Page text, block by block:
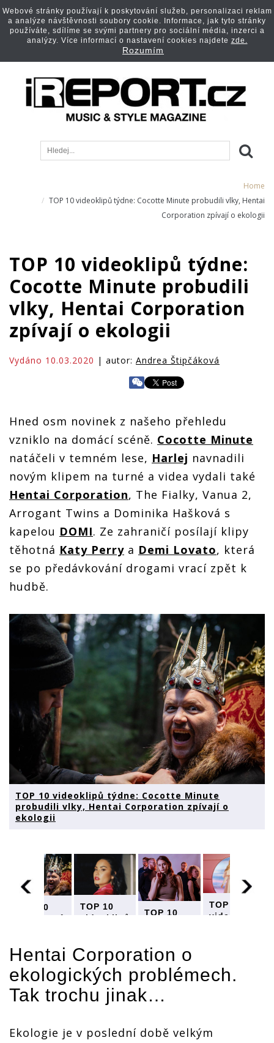
Home
TOP 10 videoklipů týdne: Cocotte Minute probudili vlky, Hentai
Corporation zpívají o ekologii
TOP 10 videoklipů týdne:
Cocotte Minute probudili
vlky, Hentai Corporation
zpívají o ekologii
Vydáno 10.03.2020 | autor: Andrea Štipčáková
Hned osm novinek z našeho přehledu
vzniklo na domácí scéně. Cocotte Minute
natáčeli v temném lese, Harlej navnadili
novým klipem na turné a videa vydali také
Hentai Corporation, The Fialky, Vanua 2,
Arrogant Twins a Dominika Hašková s
kapelou DOMI. Ze zahraničí posílají klipy
těhotná Katy Perry a Demi Lovato, která
se po předávkování drogami vrací zpět k
hudbě.
TOP 10 videoklipů týdne: Cocotte Minute
probudili vlky, Hentai Corporation zpívají o
ekologii
TOP 10
videoklipů
Minute
probudili
vlky,
Hentai
Corporation
TOP 10
videoklipů
Minute
probudili
vlky,
Hentai
Corporation
zpívají o
TOP 10
Cocotte
Minute
probudili
vlky,
Hentai
Corporation
TOP 10
videoklipů
vlky,
Hentai
Hentai Corporation o
ekologických problémech.
Tak trochu jinak…
Ekologie je v poslední době velkým
Webové stránky používají k poskytování služeb, personalizaci reklam
a analýze návštěvnosti soubory cookie. Informace, jak tyto stránky
používáte, sdílíme se svými partnery pro sociální média, inzerci a
analýzy. Více informací o nastavení cookies najdete zde.
Rozumím